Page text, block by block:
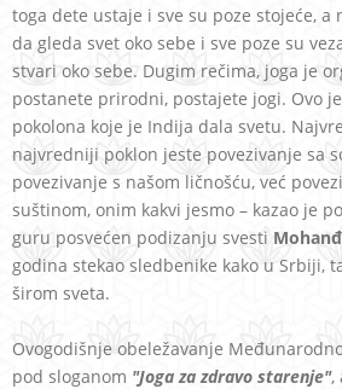
toga dete ustaje i sve su poze stojeće, a
da gleda svet oko sebe i sve poze su
stvari oko sebe. Dugim rečima, joga je
postanete prirodni, postajete jogi. Ovo
pokolona koje je Indija dala svetu.
najvredniji poklon jeste povezivanje sa
povezivanje s našom ličnošću, već
suštinom, onim kakvi jesmo – kazao je
guru posvećen podizanju svesti
godina stekao sledbenike kako u Srbiji,
širom sveta.
Ovogodišnje obeležavanje
pod sloganom "Joga za zdravo starenje",